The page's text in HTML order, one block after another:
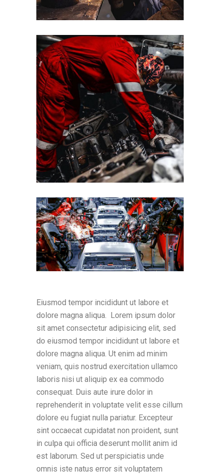
Eiusmod tempor incididunt ut labore et
dolore magna aliqua. Lorem ipsum dolor
sit amet consectetur adipisicing elit, sed
do eiusmod tempor incididunt ut labore et
dolore magna aliqua. Ut enim ad minim
veniam, quis nostrud exercitation ullamco
laboris nisi ut aliquip ex ea commodo
consequat. Duis aute irure dolor in
reprehenderit in voluptate velit esse cillum
dolore eu fugiat nulla pariatur. Excepteur
sint occaecat cupidatat non proident, sunt
in culpa qui officia deserunt mollit anim id
est laborum. Sed ut perspiciatis unde
omnis iste natus error sit voluptatem